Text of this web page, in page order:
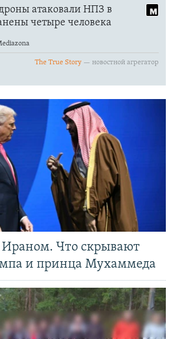
Что скрывают
и принца Мухаммеда